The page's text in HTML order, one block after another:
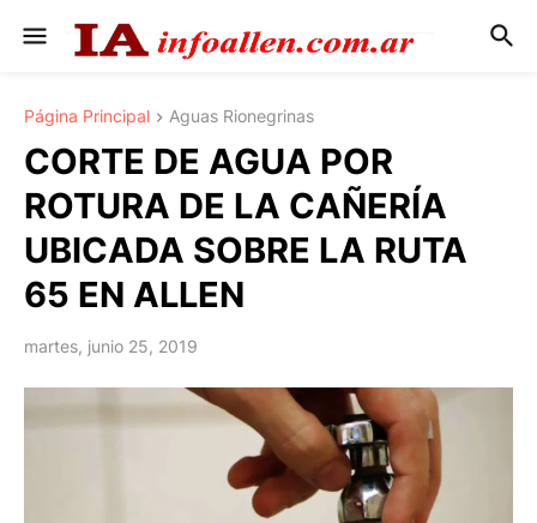
Página Principal Aguas Rionegrinas
CORTE DE AGUA POR
ROTURA DE LA CAÑERÍA
UBICADA SOBRE LA RUTA
65 EN ALLEN
martes, junio 25, 2019